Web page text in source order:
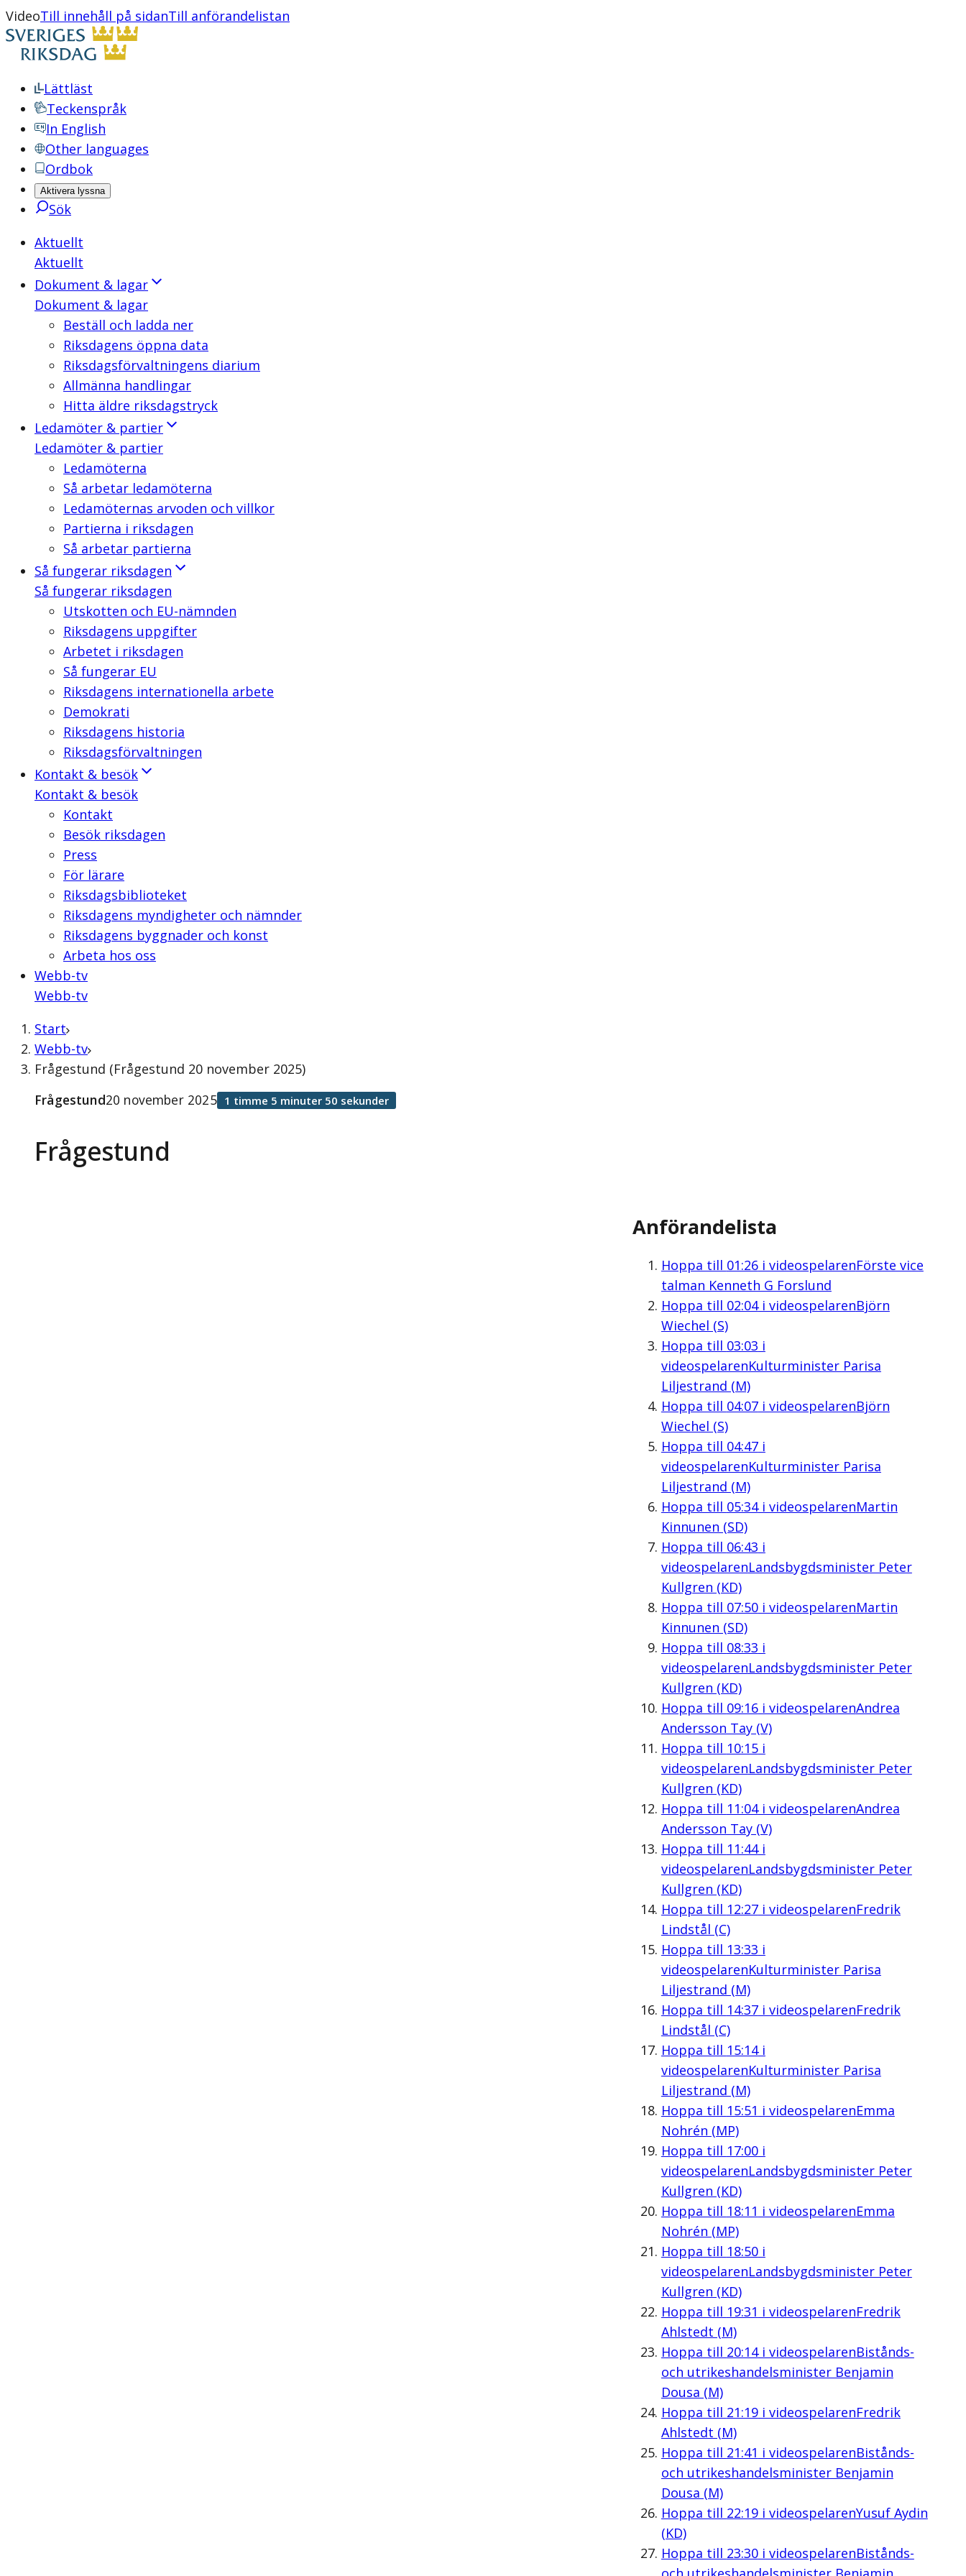
VideoTill innehåll på sidanTill anförandelistan
Lättläst
Teckenspråk
In English
Other languages
Ordbok
Aktivera lyssna
Sök
Aktuellt
Aktuellt
Dokument & lagar
Dokument & lagar
Beställ och ladda ner
Riksdagens öppna data
Riksdagsförvaltningens diarium
Allmänna handlingar
Hitta äldre riksdagstryck
Ledamöter & partier
Ledamöter & partier
Ledamöterna
Så arbetar ledamöterna
Ledamöternas arvoden och villkor
Partierna i riksdagen
Så arbetar partierna
Så fungerar riksdagen
Så fungerar riksdagen
Utskotten och EU-nämnden
Riksdagens uppgifter
Arbetet i riksdagen
Så fungerar EU
Riksdagens internationella arbete
Demokrati
Riksdagens historia
Riksdagsförvaltningen
Kontakt & besök
Kontakt & besök
Kontakt
Besök riksdagen
Press
För lärare
Riksdagsbiblioteket
Riksdagens myndigheter och nämnder
Riksdagens byggnader och konst
Arbeta hos oss
Webb-tv
Webb-tv
Start
Webb-tv
Frågestund (Frågestund 20 november 2025)
Frågestund
Frågestund20 november 2025 1 timme 5 minuter 50 sekunder
Anförandelista
Hoppa till 01:26i videospelarenFörste vice
talman Kenneth G Forslund
Hoppa till 02:04i videospelarenBjörn
Wiechel (S)
Hoppa till 03:03 i
videospelarenKulturminister Parisa
Liljestrand (M)
Hoppa till 04:07i videospelarenBjörn
Wiechel (S)
Hoppa till 04:47i
videospelarenKulturminister Parisa
Liljestrand (M)
Hoppa till 05:34i videospelarenMartin
Kinnunen (SD)
Hoppa till 06:43 i
videospelarenLandsbygdsminister Peter
Kullgren (KD)
Hoppa till 07:50i videospelarenMartin
Kinnunen (SD)
Hoppa till 08:33 i
videospelarenLandsbygdsminister Peter
Kullgren (KD)
Hoppa till 09:16i videospelarenAndrea
Andersson Tay (V)
Hoppa till 10:15i
videospelarenLandsbygdsminister Peter
Kullgren (KD)
Hoppa till 11:04i videospelarenAndrea
Andersson Tay (V)
Hoppa till 11:44i
videospelarenLandsbygdsminister Peter
Kullgren (KD)
Hoppa till 12:27i videospelarenFredrik
Lindstål (C)
Hoppa till 13:33 i
videospelarenKulturminister Parisa
Liljestrand (M)
Hoppa till 14:37i videospelarenFredrik
Lindstål (C)
Hoppa till 15:14i
videospelarenKulturminister Parisa
Liljestrand (M)
Hoppa till 15:51 i videospelarenEmma
Nohrén (MP)
Hoppa till 17:00i
videospelarenLandsbygdsminister Peter
Kullgren (KD)
Hoppa till 18:11 i videospelarenEmma
Nohrén (MP)
Hoppa till 18:50i
videospelarenLandsbygdsminister Peter
Kullgren (KD)
Hoppa till 19:31 i videospelarenFredrik
Ahlstedt (M)
Hoppa till 20:14i videospelarenBistånds-
och utrikeshandelsminister Benjamin
Dousa (M)
Hoppa till 21:19i videospelarenFredrik
Ahlstedt (M)
Hoppa till 21:41 i videospelarenBistånds-
och utrikeshandelsminister Benjamin
Dousa (M)
Hoppa till 22:19i videospelarenYusuf Aydin
(KD)
Hoppa till 23:30i videospelarenBistånds-